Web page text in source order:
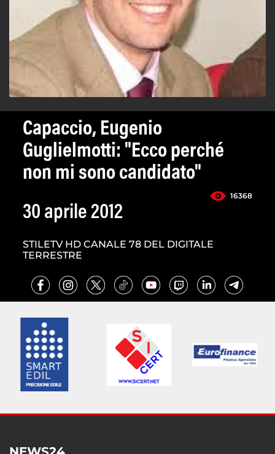
Capaccio, Eugenio
Guglielmotti: "Ecco perché
non mi sono candidato"
16368
30 aprile 2012
STILETV HD CANALE 78 DEL DIGITALE
TERRESTRE